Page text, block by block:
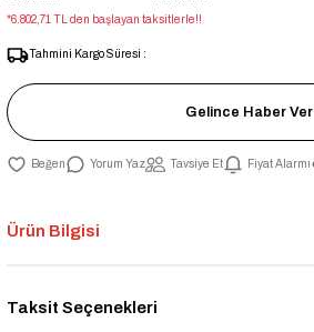
*6.802,71 TL den başlayan taksitlerle!!
Tahmini Kargo Süresi :
Gelince Haber Ver
Yorum Yaz Tavsiye Et Fiyat Alarmı
Ürün Bilgisi
Taksit Seçenekleri